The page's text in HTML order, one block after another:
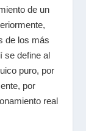
de un
de los más
se define al
puro, por
por
real